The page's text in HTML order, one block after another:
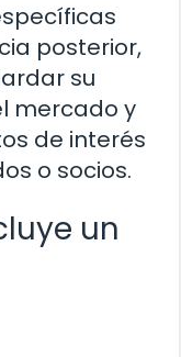
posterior,
su
mercado y
de interés
o socios.
un